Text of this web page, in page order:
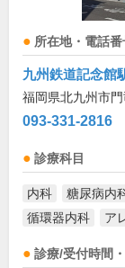
所在地・電話番
九州鉄道記念館
福岡県北九州市
093-331-2816
診療科目
内科 糖尿病内
循環器内科
ア
診療/受付時間